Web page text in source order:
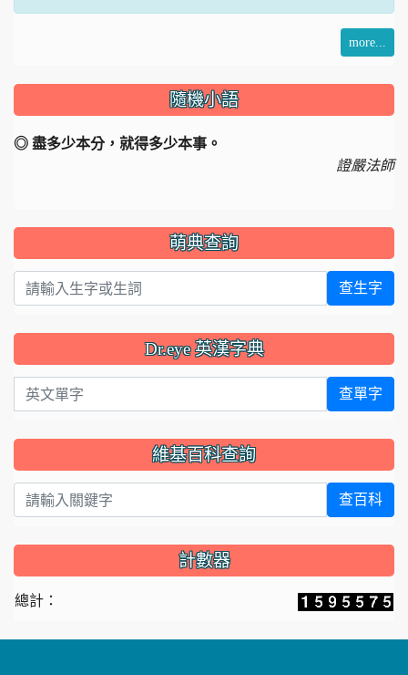
more...
隨機小語
◎ 盡多少本分，就得多少本事。
證嚴法師
萌典查詢
查生字
Dr.eye 英漢字典
英文單字 查單字
維基百科查詢
查百科
計數器
總計：